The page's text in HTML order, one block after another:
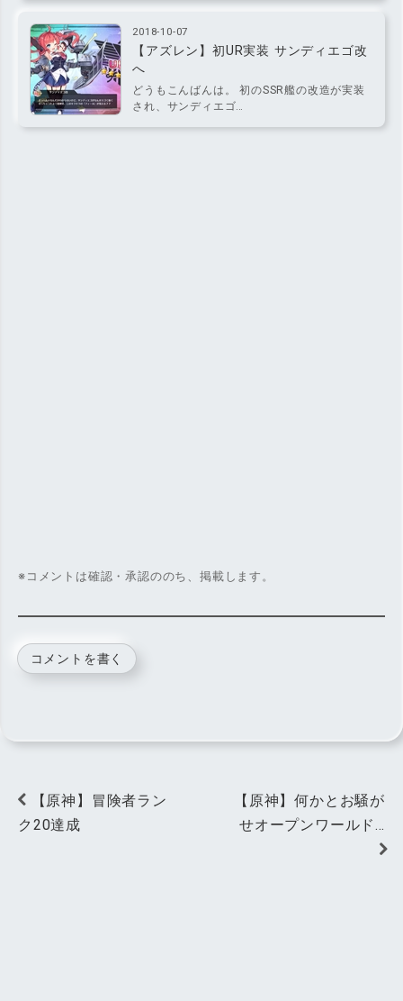
2018-10-07
【アズレン】初UR実装 サンディエゴ改
へ
どうもこんばんは。 初のSSR艦の改造が実装
され、サンディエゴ…
※コメントは確認・承認ののち、掲載します。
コメントを書く
【原神】冒険者ラン
ク20達成
【原神】何かとお騒が
せオープンワールド…